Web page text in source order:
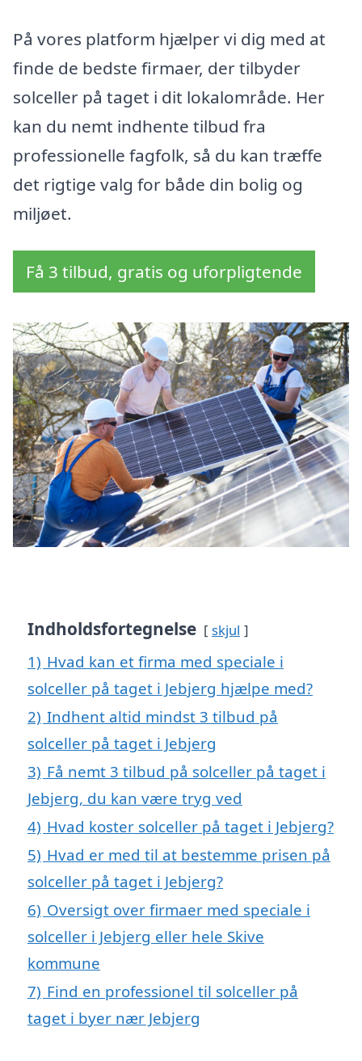
På vores platform hjælper vi dig med at
finde de bedste firmaer, der tilbyder
solceller på taget i dit lokalområde. Her
kan du nemt indhente tilbud fra
professionelle fagfolk, så du kan træffe
det rigtige valg for både din bolig og
miljøet.
Få 3 tilbud, gratis og uforpligtende
Indholdsfortegnelse skjul
1) Hvad kan et firma med speciale i
solceller på taget i Jebjerg hjælpe med?
2) Indhent altid mindst 3 tilbud på
solceller på taget i Jebjerg
3) Få nemt 3 tilbud på solceller på taget i
Jebjerg, du kan være tryg ved
4) Hvad koster solceller på taget i Jebjerg?
5) Hvad er med til at bestemme prisen på
solceller på taget i Jebjerg?
6) Oversigt over firmaer med speciale i
solceller i Jebjerg eller hele Skive
kommune
7) Find en professionel til solceller på
taget i byer nær Jebjerg